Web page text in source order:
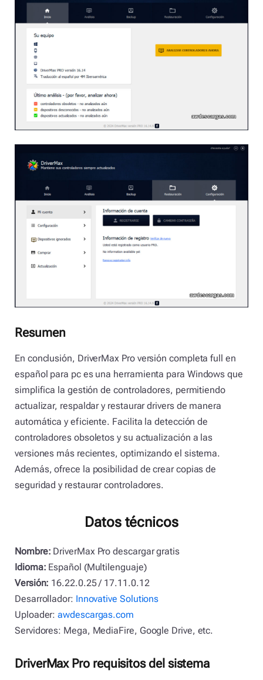
Resumen
En conclusión, DriverMax Pro versión completa full en
español para pc es una herramienta para Windows que
simplifica la gestión de controladores, permitiendo
actualizar, respaldar y restaurar drivers de manera
automática y eficiente. Facilita la detección de
controladores obsoletos y su actualización a las
versiones más recientes, optimizando el sistema.
Además, ofrece la posibilidad de crear copias de
seguridad y restaurar controladores.
Datos técnicos
Nombre: DriverMax Pro descargar gratis
Idioma: Español (Multilenguaje)
Versión: 16.22.0.25 / 17.11.0.12
Desarrollador: Innovative Solutions
Uploader:awdescargas.com
Servidores: Mega, MediaFire, Google Drive, etc.
DriverMax Pro requisitos del sistema